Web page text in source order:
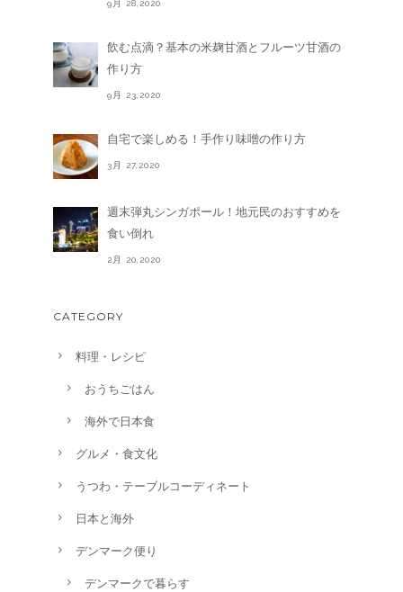
9月 28,2020
飲む点滴？基本の米麹甘酒とフルーツ甘酒の
作り方
9月 23,2020
自宅で楽しめる！手作り味噌の作り方
3月 27,2020
週末弾丸シンガポール！地元民のおすすめを
食い倒れ
2月 20,2020
CATEGORY
料理・レシピ
おうちごはん
海外で日本食
グルメ・食文化
うつわ・テーブルコーディネート
日本と海外
デンマーク便り
デンマークで暮らす